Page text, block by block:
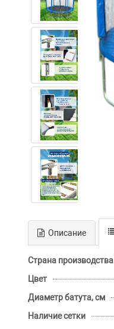
Описание
Страна производства
Цвет
Диаметр батута, см
Наличие сетки